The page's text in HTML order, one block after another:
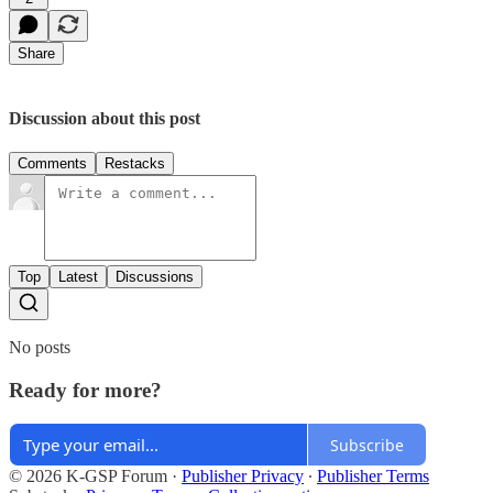
Share
Discussion about this post
Comments Restacks
Top Latest Discussions
No posts
Ready for more?
Subscribe
© 2026 K-GSP Forum · Publisher Privacy ∙ Publisher Terms